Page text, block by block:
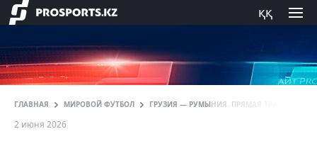
ққ
ГЛАВНАЯ МИРОВОЙ ФУТБОЛ ГРУЗИЯ — РУМЫНИЯ. ПРЯМАЯ ТРАНСЛЯЦИЯ
2 июня 2026